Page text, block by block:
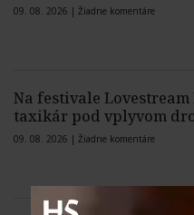
09. 08. 2026 | Žiadne komentáre
Na festivale
taxikár pod vplyvom
09. 08. 2026 | Žiadne komentáre